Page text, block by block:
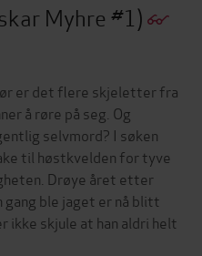
Myhre #1)
er det flere skjeletter fra
å røre på seg. Og
selvmord? I søken
til høstkvelden for tyve
Drøye året etter
gang ble jaget er nå blitt
ikke skjule at han aldri helt